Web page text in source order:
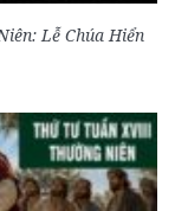
Lễ Chúa Hiển